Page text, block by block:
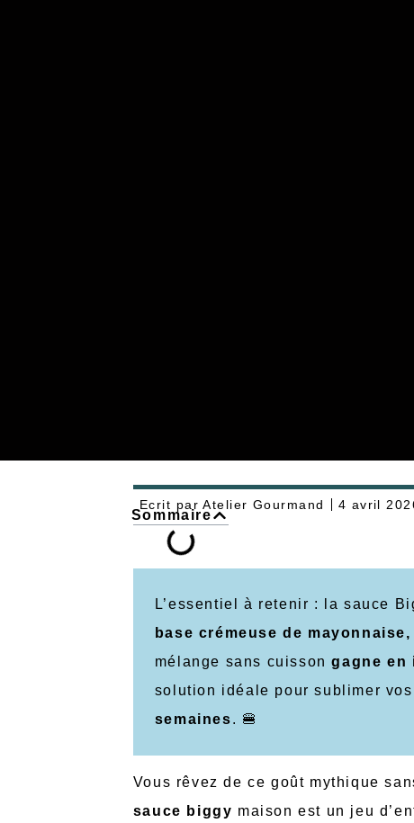
Ecrit par Atelier Gourmand 4 avril
Sommaire
L’essentiel à retenir : la sauce
base crémeuse de
mélange sans cuissongagne en
solution idéale pour sublimer
semaines. 🍔
Vous rêvez de ce goût mythique
sauce biggy maison est un jeu